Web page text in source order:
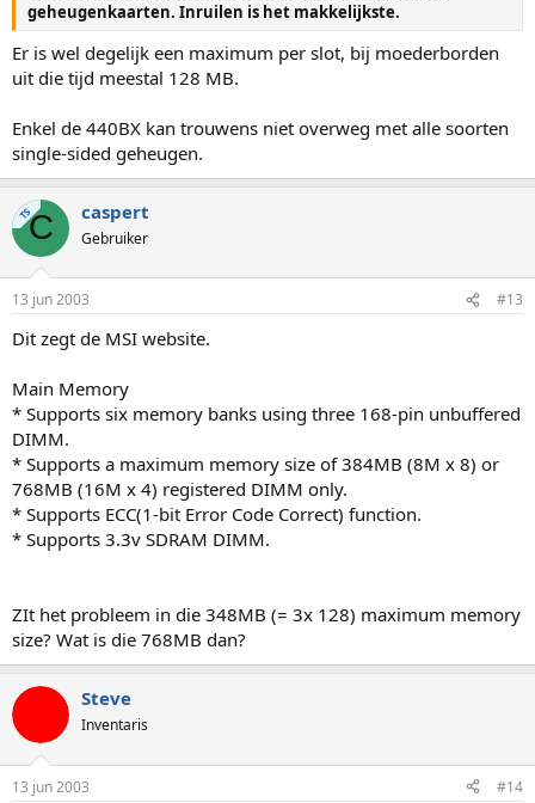
geheugenkaarten. Inruilen is het makkelijkste.
Er is wel degelijk een maximum per slot, bij moederborden
uit die tijd meestal 128 MB.
Enkel de 440BX kan trouwens niet overweg met alle soorten
single-sided geheugen.
TSC caspert
Gebruiker
13 jun 2003 #13
Dit zegt de MSI website.
Main Memory
* Supports six memory banks using three 168-pin unbuffered
DIMM.
* Supports a maximum memory size of 384MB (8M x 8) or
768MB (16M x 4) registered DIMM only.
* Supports ECC(1-bit Error Code Correct) function.
* Supports 3.3v SDRAM DIMM.
ZIt het probleem in die 348MB (= 3x 128) maximum memory
size? Wat is die 768MB dan?
Steve
Inventaris
13 jun 2003 #14